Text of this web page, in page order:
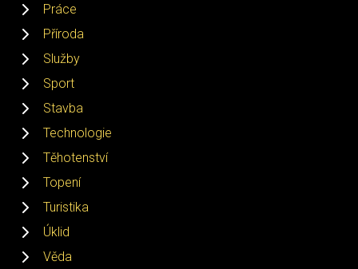
Práce
Příroda
Služby
Sport
Stavba
Technologie
Těhotenství
Topení
Turistika
Úklid
Věda